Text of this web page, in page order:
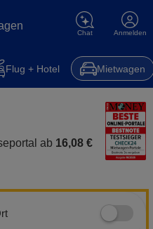
Chat Anmelden
Kfz-Versicherung
Flug + Hotel Mietwagen
ab 16,08 €